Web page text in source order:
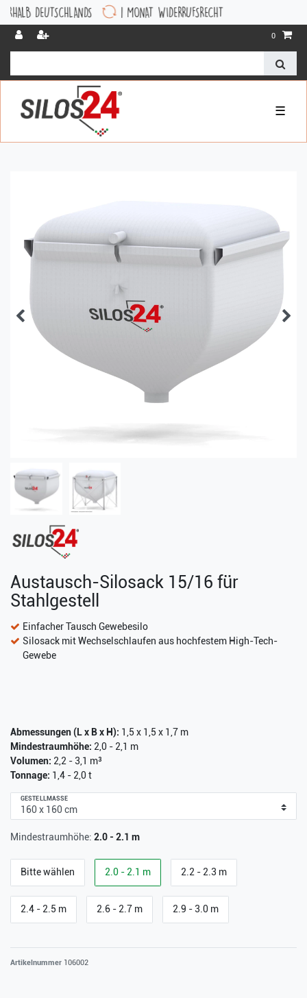
1 MONAT WIDERRUFSRECHT
0
☰
Austausch-Silosack 15/16 für
Stahlgestell
Einfacher Tausch Gewebesilo
Silosack mit Wechselschlaufen aus hochfestem High-Tech-
Gewebe
Abmessungen (L x B x H): 1,5 x 1,5 x 1,7 m
Mindestraumhöhe: 2,0 - 2,1 m
Volumen: 2,2 - 3,1 m³
Tonnage: 1,4 - 2,0 t
GESTELLMASSE
Mindestraumhöhe: 2.0 - 2.1 m
Bitte wählen 2.0 - 2.1 m 2.2 - 2.3 m
2.4 - 2.5 m 2.6 - 2.7 m 2.9 - 3.0 m
Artikelnummer 106002